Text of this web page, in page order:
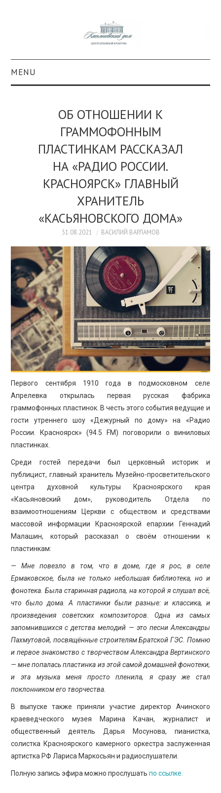
MENU
КОЛЛЕКЦИИ
#КАСДОМ
КУЛЬТУРА
ОБРАЗОВАНИЕ
ПРОСВЕЩЕНИЕ
ОБ ОТНОШЕНИИ К
ГРАММОФОННЫМ
ПЛАСТИНКАМ РАССКАЗАЛ
НА «РАДИО РОССИИ.
КРАСНОЯРСК» ГЛАВНЫЙ
ХРАНИТЕЛЬ
«КАСЬЯНОВСКОГО ДОМА»
31.08.2021 ВАСИЛИЙ ВАРЛАМОВ
Первого сентября 1910 года в подмосковном селе
Апрелевка открылась первая русская фабрика
граммофонных пластинок. В честь этого события ведущие и
гости утреннего шоу «Дежурный по дому» на «Радио
России. Красноярск» (94.5 FM) поговорили о виниловых
пластинках.
Среди гостей передачи был церковный историк и
публицист, главный хранитель Музейно-просветительского
центра духовной культуры Красноярского края
«Касьяновский дом», руководитель Отдела по
взаимоотношениям Церкви с обществом и средствами
массовой информации Красноярской епархии Геннадий
Малашин, который рассказал о своём отношении к
пластинкам:
— Мне повезло в том, что в доме, где я рос, в селе
Ермаковское, была не только небольшая библиотека, но и
фонотека. Была старинная радиола, на которой я слушал всё,
что было дома. А пластинки были разные: и классика, и
произведения советских композиторов. Одна из самых
запомнившихся с детства мелодий — это песни Александры
Пахмутовой, посвящённые строителям Братской ГЭС. Помню
и первое знакомство с творчеством Александра Вертинского
— мне попалась пластинка из этой самой домашней фонотеки,
и эта музыка меня просто пленила, я сразу же стал
поклонником его творчества.
В выпуске также приняли участие директор Ачинского
краеведческого музея Марина Качан, журналист и
общественный деятель Дарья Мосунова, пианистка,
солистка Красноярского камерного оркестра заслуженная
артистка РФ Лариса Маркосьян и радиослушатели.
Полную запись эфира можно прослушатьпо ссылке.